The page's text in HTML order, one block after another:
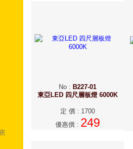
No : B227-01
東亞LED 四尺層板燈 6000K
定 價 : 1700
優惠價 : 249